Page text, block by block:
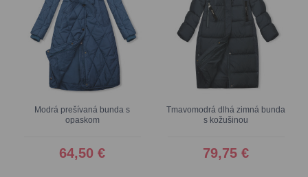
Modrá prešívaná bunda s
opaskom
64,50 €
Tmavomodrá dlhá zimná bunda
s kožušinou
79,75 €